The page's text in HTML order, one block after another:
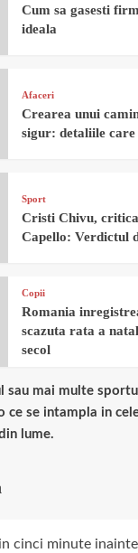
Cum sa gasesti
ideala
Afaceri
Crearea unui
sigur: detaliile
Sport
Cristi Chivu,
Capello: Verdictul
Copii
Romania
scazuta rata a
secol
sau mai multe
se intampla in
lume.
cinci minute